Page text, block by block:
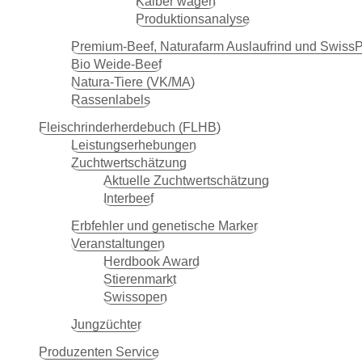
Produktionsanalyse
Premium-Beef, Naturafarm Auslaufrind und
Bio Weide-Beef
Natura-Tiere (VK/MA)
Rassenlabels
Fleisch­rinder­herdebuch (FLHB)
Leistungserhebungen
Zuchtwertschätzung
Aktuelle Zuchtwertschätzung
Interbeef
Erbfehler und genetische Marker
Veranstaltungen
Herdbook Award
Stierenmarkt
Swissopen
Jungzüchter
Produzenten Service